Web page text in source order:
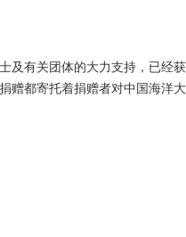
及有关团体的大力支持，已经
都寄托着捐赠者对中国海洋